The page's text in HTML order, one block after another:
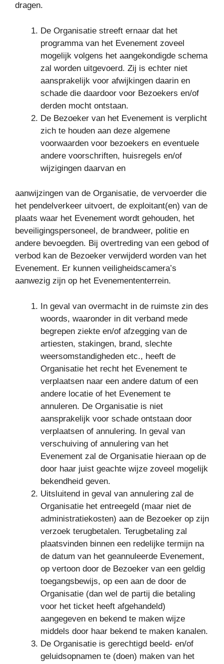
dragen.
De Organisatie streeft ernaar dat het
programma van het Evenement zoveel
mogelijk volgens het aangekondigde schema
zal worden uitgevoerd. Zij is echter niet
aansprakelijk voor afwijkingen daarin en
schade die daardoor voor Bezoekers en/of
derden mocht ontstaan.
De Bezoeker van het Evenement is verplicht
zich te houden aan deze algemene
voorwaarden voor bezoekers en eventuele
andere voorschriften, huisregels en/of
wijzigingen daarvan en
aanwijzingen van de Organisatie, de vervoerder die
het pendelverkeer uitvoert, de exploitant(en) van de
plaats waar het Evenement wordt gehouden, het
beveiligingspersoneel, de brandweer, politie en
andere bevoegden. Bij overtreding van een gebod of
verbod kan de Bezoeker verwijderd worden van het
Evenement. Er kunnen veiligheidscamera’s
aanwezig zijn op het Evenemententerrein.
In geval van overmacht in de ruimste zin des
woords, waaronder in dit verband mede
begrepen ziekte en/of afzegging van de
artiesten, stakingen, brand, slechte
weersomstandigheden etc., heeft de
Organisatie het recht het Evenement te
verplaatsen naar een andere datum of een
andere locatie of het Evenement te
annuleren. De Organisatie is niet
aansprakelijk voor schade ontstaan door
verplaatsen of annulering. In geval van
verschuiving of annulering van het
Evenement zal de Organisatie hieraan op de
door haar juist geachte wijze zoveel mogelijk
bekendheid geven.
Uitsluitend in geval van annulering zal de
Organisatie het entreegeld (maar niet de
administratiekosten) aan de Bezoeker op zijn
verzoek terugbetalen. Terugbetaling zal
plaatsvinden binnen een redelijke termijn na
de datum van het geannuleerde Evenement,
op vertoon door de Bezoeker van een geldig
toegangsbewijs, op een aan de door de
Organisatie (dan wel de partij die betaling
voor het ticket heeft afgehandeld)
aangegeven en bekend te maken wijze
middels door haar bekend te maken kanalen.
De Organisatie is gerechtigd beeld- en/of
geluidsopnamen te (doen) maken van het